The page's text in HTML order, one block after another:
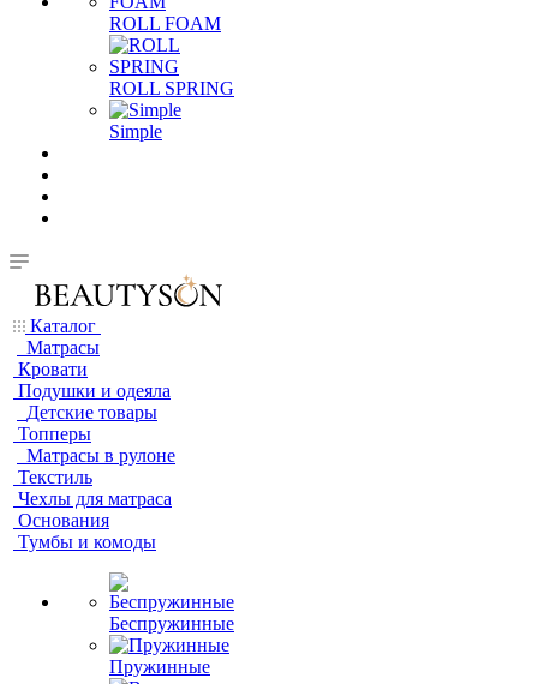
ROLL FOAM
ROLL SPRING
Simple
Каталог
Матрасы
Кровати
Подушки и одеяла
Детские товары
Топперы
Матрасы в рулоне
Текстиль
Чехлы для матраса
Основания
Тумбы и комоды
Беспружинные
Пружинные